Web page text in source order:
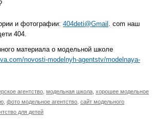
и фотографии: 404deti@Gmail . com наш
404.
материала о модельной школе
novosti-modelnyh-agentstv/modelnaya-
агентство модельная школа хорошее модельное
фото модельное агентство сайт модельного
для детей